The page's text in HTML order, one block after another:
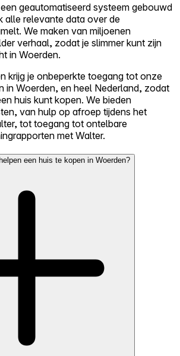
geautomatiseerd systeem gebouwd
alle relevante data over de
We maken van miljoenen
verhaal, zodat je slimmer kunt zijn
in Woerden.
krijg je onbeperkte toegang tot onze
in Woerden, en heel Nederland, zodat
huis kunt kopen. We bieden
van hulp op afroep tijdens het
tot toegang tot ontelbare
met Walter.
een huis te kopen in Woerden?